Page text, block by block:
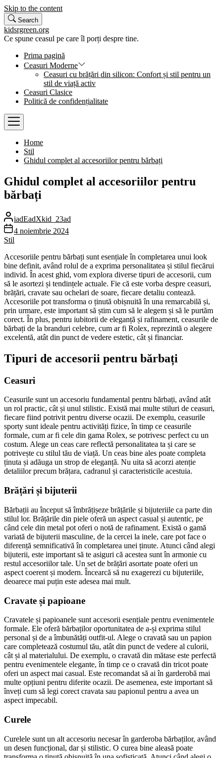
Skip to the content
Search
kidsrgreen.org
Ce spune ceasul pe care îl porți despre tine.
Prima pagină
Ceasuri Moderne
Ceasuri cu brățări din silicon: Confort și stil pentru un
stil de viață activ
Ceasuri Clasice
Politică de confidențialitate
Home
Stil
Ghidul complet al accesoriilor pentru bărbați
Ghidul complet al accesoriilor pentru
bărbați
iadEadXkid_23ad
4 noiembrie 2024
Stil
Accesoriile pentru bărbați sunt esențiale în completarea unui look
bine definit, având rolul de a exprima personalitatea și stilul fiecărui
individ. În acest ghid, vom explora diverse tipuri de accesorii, cum
să le asortezi și tendințele actuale. Fie că este vorba despre ceasuri,
brățări, cravate sau ochelari de soare, fiecare detaliu contează.
Accesoriile pot transforma o ținută obișnuită în una remarcabilă și,
prin urmare, este important să știm cum să le alegem și să le purtăm
corect. În plus, pentru iubitorii de eleganță și rafinament, ceasurile de
bărbați de la branduri celebre, cum ar fi Rolex, reprezintă o alegere
excelentă, atât din punct de vedere estetic, cât și financiar.
Tipuri de accesorii pentru bărbați
Ceasuri
Ceasurile sunt un accesoriu fundamental pentru bărbați, având atât
un rol practic, cât și unul stilistic. Există mai multe stiluri de ceasuri,
fiecare fiind potrivit pentru diverse ocazii. De exemplu, ceasurile
sporty sunt ideale pentru activități fizice, în timp ce ceasurile
formale, cum ar fi cele din gama Rolex, se potrivesc perfect cu un
costum. Alege un ceas care reflectă personalitatea ta și care se
potrivește cu stilul tău de viață. Un ceas bine ales poate completa
ținuta și adăuga un strop de eleganță. Nu uita să acorzi atenție
detaliilor precum brățara, cadranul și caracteristicile acestuia.
Brățări și bijuterii
Bărbații au început să îmbrățișeze brățările și bijuteriile ca parte din
stilul lor. Brățările din piele oferă un aspect casual și autentic, pe
când cele din metal pot oferi o notă de rafinament. Există o gamă
variată de bijuterii masculine, de la cercei la inele, care pot face o
diferență semnificativă în completarea unei ținute. Atunci când alegi
bijuterii, este important să te asiguri că acestea sunt în armonie cu
restul accesoriilor tale. Un set de brățări asortate poate oferi un
aspect coerent și modern. Încearcă să nu exagerezi cu bijuteriile,
deoarece mai puțin este adesea mai mult.
Cravate și papioane
Cravatele și papioanele sunt accesorii esențiale pentru evenimentele
formale. Ele oferă bărbaților oportunitatea de a-și exprima stilul
personal și de a îmbunătăți outfit-ul. Alege o cravată sau un papion
care completează costumul tău, atât din punct de vedere al culorii,
cât și al materialului. De exemplu, o cravată din mătase este perfectă
pentru evenimentele elegante, în timp ce o cravată din tricot poate
oferi un aspect mai casual. Este recomandat să ai în garderobă mai
multe opțiuni pentru diferite ocazii. De asemenea, este important să
înveți cum să legi corect cravata sau papionul pentru a avea un
aspect impecabil.
Curele
Curelele sunt un alt accesoriu necesar în garderoba bărbaților, având
un desen funcțional, dar și stilistic. O curea bine aleasă poate